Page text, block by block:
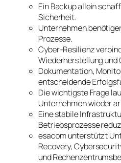
Ein Backup allein
Sicherheit.
Unternehmen
Prozesse.
Cyber-Resilienz
Wiederherstellung und
Dokumentation,
entscheidende
Die wichtigste Frage
Unternehmen wieder
Eine stabile
Betriebsprozesse
esacom unterstützt
Recovery,
und